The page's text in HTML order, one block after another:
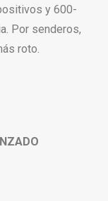
y 600-
Por senderos,
roto.